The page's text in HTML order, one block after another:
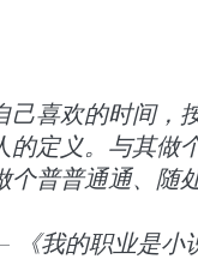
己喜欢的时间，
的定义。与其做
个普普通通、随
我的职业是小